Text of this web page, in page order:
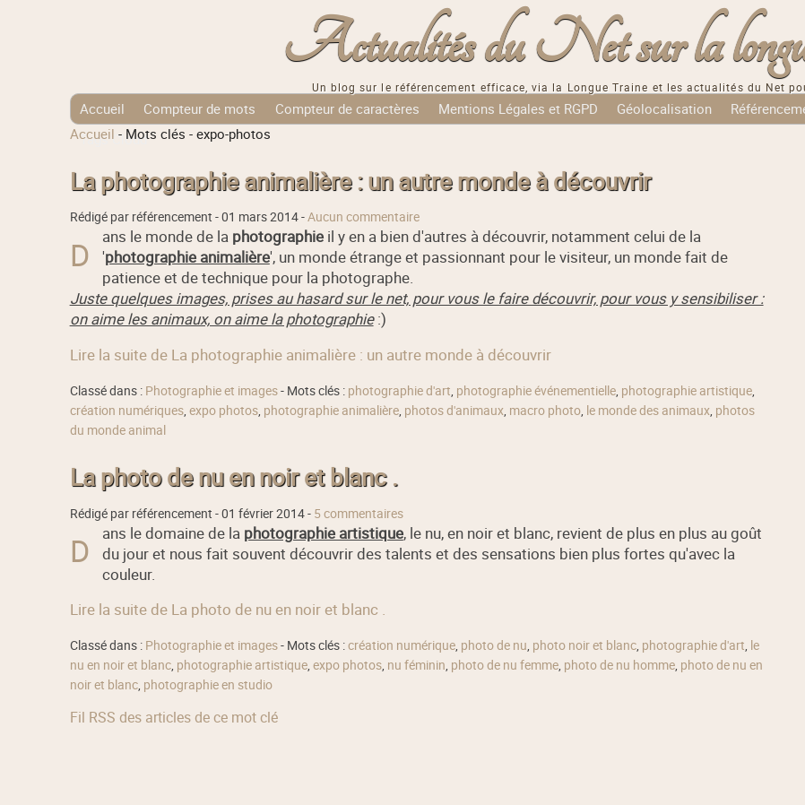
Actualités du Net sur la
Un blog sur le référencement efficace, via la Longue Traine et les actualités du Net
Accueil Compteur de mots Compteur de caractères Mentions Légales et RGPD Géolocalisation
Tags Cloud
Accueil - Mots clés - expo-photos
La photographie animalière : un autre monde à découvrir
Rédigé par référencement -01 mars 2014-Aucun commentaire
D ans le monde de la photographieil y en a bien d'autres à découvrir, notamment celui de la
'photographie animalière', un monde étrange et passionnant pour le visiteur, un monde fait de
patience et de technique pour la photographe.
Juste quelques images, prises au hasard sur le net, pour vous le faire découvrir, pour vous y sensibiliser :
on aime les animaux, on aime la photographie:)
Lire la suite de La photographie animalière : un autre monde à découvrir
Classé dans : Photographie et images- Mots clés : photographie d'art, photographie événementielle, photographie artistique,
création numériques, expo photos, photographie animalière, photos d'animaux, macro photo, le monde des animaux, photos
du monde animal
La photo de nu en noir et blanc .
Rédigé par référencement -01 février 2014- 5 commentaires
D ans le domaine de la photographie artistique, le nu, en noir et blanc, revient de plus en plus au goût
du jour et nous fait souvent découvrir des talents et des sensations bien plus fortes qu'avec la
couleur.
Lire la suite de La photo de nu en noir et blanc .
Classé dans : Photographie et images- Mots clés :création numérique, photo de nu, photo noir et blanc, photographie d'art, le
nu en noir et blanc, photographie artistique, expo photos, nu féminin, photo de nu femme, photo de nu homme, photo de nu en
noir et blanc, photographie en studio
Fil RSS des articles de ce mot clé